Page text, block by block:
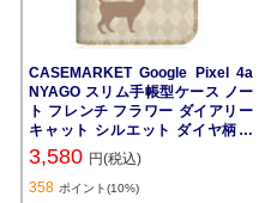
CASEMARKET Google Pixel 4a
NYAGO スリム手帳型ケース ノー
ト フレンチ フラワー ダイアリー
キャット シルエット ダイヤ柄 &
なんだにゃ? クリーム G025M-BN
G2S2454-78
3,580 円(税込)
358 ポイント(10%)